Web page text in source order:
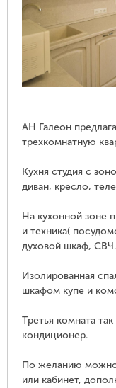
АН Галеон
трехкомнатную
Кухня студия с
диван, кресло,
На кухонной зоне
и техника(
духовой шкаф, СВЧ.
Изолированная
шкафом купе и
Третья комната
кондиционер.
По желанию можно
или кабинет,